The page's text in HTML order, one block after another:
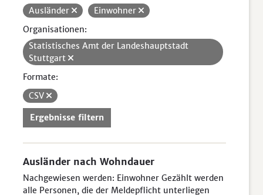
Ausländer
Einwohner
Organisationen:
Statistisches Amt der Landeshauptstadt
Stuttgart
Formate:
CSV
Ergebnisse filtern
Ausländer nach Wohndauer
Nachgewiesen werden: Einwohner Gezählt werden
alle Personen, die der Meldepflicht unterliegen